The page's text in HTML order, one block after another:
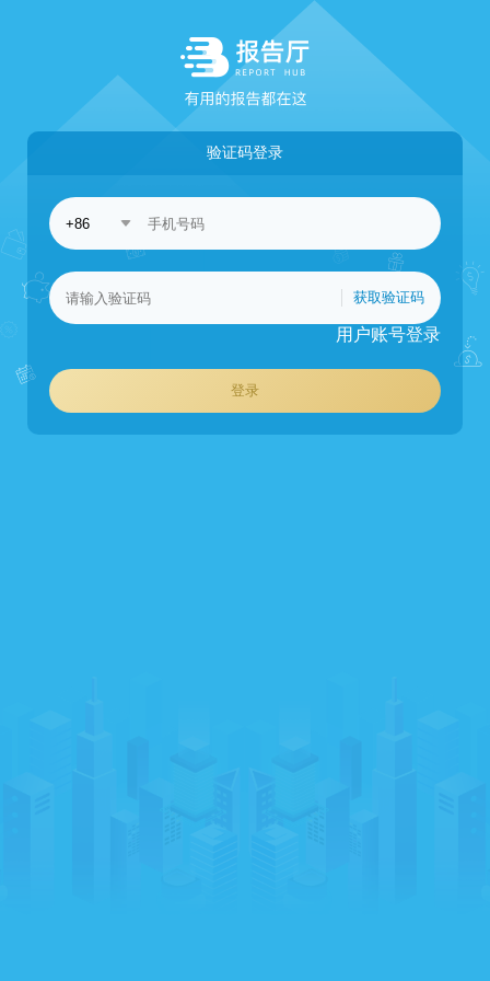
验证码登录
获取验证码
用户账号登录
登录